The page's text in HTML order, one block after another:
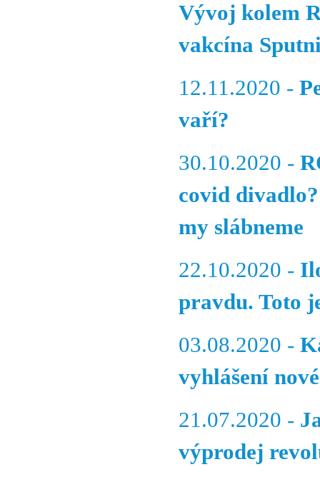
Vývoj kolem
vakcína
12.11.2020 -
vaří?
30.10.2020 -
covid
my slábneme
22.10.2020 -
pravdu. Toto
03.08.2020 -
vyhlášení
21.07.2020 -
výprodej